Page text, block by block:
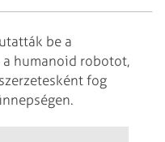
be a
a humanoid robotot,
fog